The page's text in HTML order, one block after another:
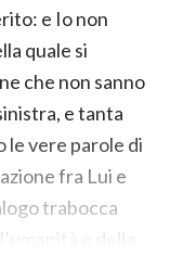
e Io non
quale si
che non sanno
e tanta
le vere parole di
fra Lui e
trabocca
e della